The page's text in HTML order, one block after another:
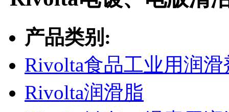
产品类别:
Rivolta食品工业用润滑
Rivolta润滑脂